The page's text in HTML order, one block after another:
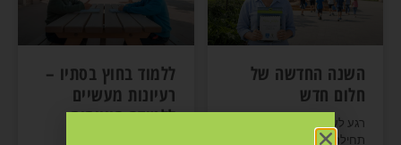
השנה החדשה של
חלום חדש
רגע לעצור, לדייק, ולבחור כיוון
תחילתה של שנה אזרחית
ללמוד בחוץ בסתיו –
רעיונות מעשיים
ללמידה חווייתית